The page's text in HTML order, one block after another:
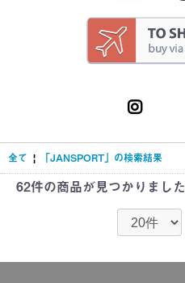
全て | 「JANSPORT」の検索結果
62件の商品が見つかりました